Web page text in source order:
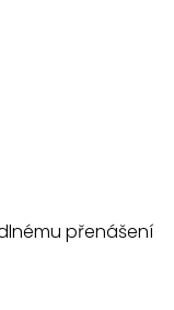
přenášení